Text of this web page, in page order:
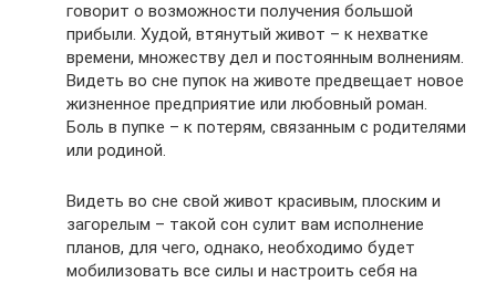
говорит о возможности получения большой
прибыли. Худой, втянутый живот – к нехватке
времени, множеству дел и постоянным волнениям.
Видеть во сне пупок на животе предвещает новое
жизненное предприятие или любовный роман.
Боль в пупке – к потерям, связанным с родителями
или родиной.
Видеть во сне свой живот красивым, плоским и
загорелым – такой сон сулит вам исполнение
планов, для чего, однако, необходимо будет
мобилизовать все силы и настроить себя на